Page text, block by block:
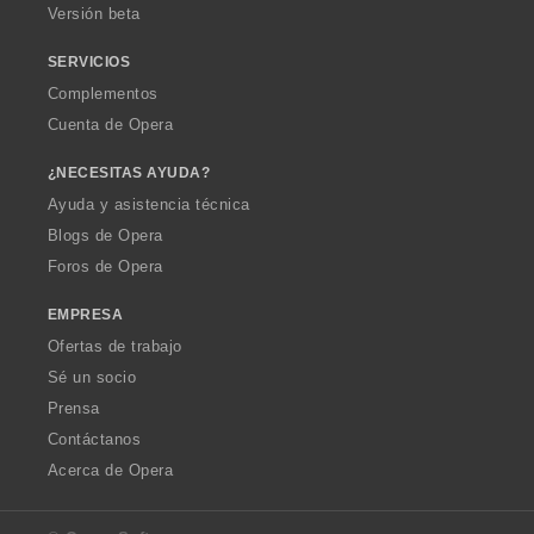
Versión beta
SERVICIOS
Complementos
Cuenta de Opera
¿NECESITAS AYUDA?
Ayuda y asistencia técnica
Blogs de Opera
Foros de Opera
EMPRESA
Ofertas de trabajo
Sé un socio
Prensa
Contáctanos
Acerca de Opera